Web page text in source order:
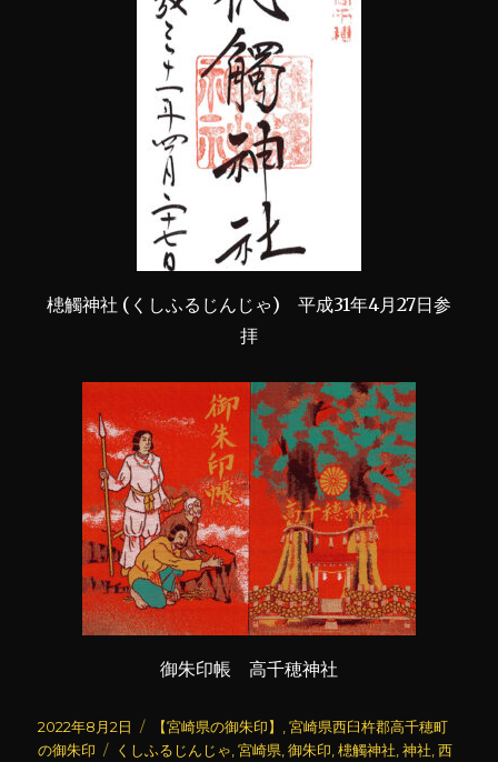
槵觸神社 (くしふるじんじゃ) 平成31年4月27日参
拝
御朱印帳 高千穂神社
投
稿
2022年8月2日
カ
テ
【宮崎県の御朱印】 ,宮崎県西臼杵郡高千穂町
の御朱印
タ
くしふるじんじゃ ,宮崎県 ,御朱印 ,槵觸神社 ,神社 ,西